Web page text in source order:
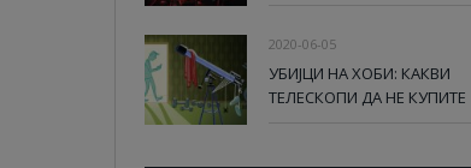
2020-06-05
УБИЈЦИ НА ХОБИ: КАКВИ
ТЕЛЕСКОПИ ДА НЕ КУПИТЕ